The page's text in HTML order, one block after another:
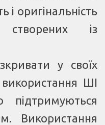
і оригінальність
створених із
у своїх
ШІ
Використання